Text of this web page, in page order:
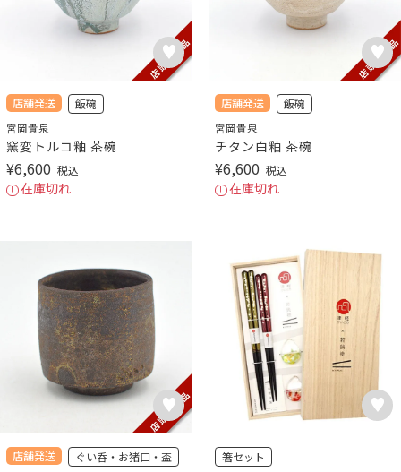
店舗発送 飯碗
宮岡貴泉
窯変トルコ釉 茶碗
¥6,600 税込
在庫切れ
店舗発送 飯碗
宮岡貴泉
チタン白釉 茶碗
¥6,600 税込
在庫切れ
店舗発送 ぐい呑・お猪口・盃 箸セット